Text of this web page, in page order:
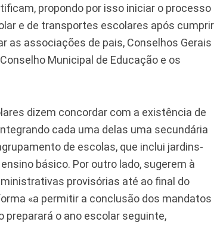
propondo por isso iniciar o processo
e de transportes escolares após cumprir
as associações de pais, Conselhos Gerais
Municipal de Educação e os
dizem concordar com a existência de
cada uma delas uma secundária
de escolas, que inclui jardins-
básico. Por outro lado, sugerem à
provisórias até ao final do
«a permitir a conclusão dos mandatos
o ano escolar seguinte,